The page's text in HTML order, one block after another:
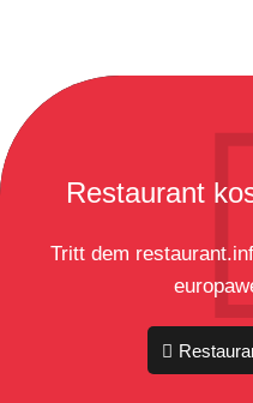
Restaurant
Tritt dem